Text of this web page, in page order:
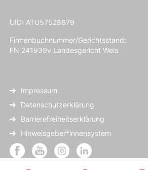
UID: ATU57528679
Firmenbuchnummer/Gerichtsstand:
FN 241939v Landesgericht Wels
Impressum
Datenschutzerklärung
Barrierefreiheitserklärung
Hinweisgeber*innensystem